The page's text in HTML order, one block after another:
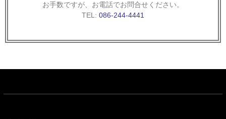
お手数ですが、お電話でお問合せください。
TEL: 086-244-4441